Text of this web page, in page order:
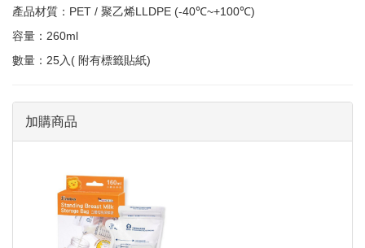
產品材質：PET / 聚乙烯LLDPE (-40℃~+100℃)
容量：260ml
數量：25入( 附有標籤貼紙)
加購商品